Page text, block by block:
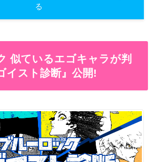
る
似ているエゴキャラが判
イスト診断』公開!